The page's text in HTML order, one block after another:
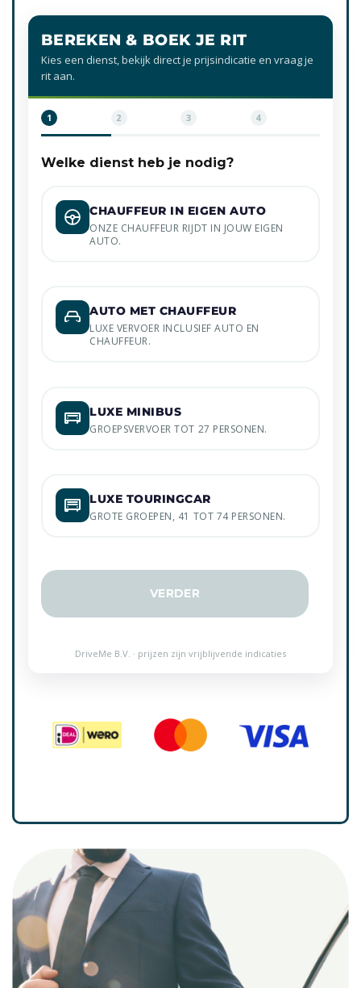
BEREKEN & BOEK JE RIT
Kies een dienst, bekijk direct je prijsindicatie en vraag je
rit aan.
1 2 3 4
Welke dienst heb je nodig?
CHAUFFEUR IN EIGEN AUTO
ONZE CHAUFFEUR RIJDT IN JOUW EIGEN
AUTO.
AUTO MET CHAUFFEUR
LUXE VERVOER INCLUSIEF AUTO EN
CHAUFFEUR.
LUXE MINIBUS
GROEPSVERVOER TOT 27 PERSONEN.
LUXE TOURINGCAR
GROTE GROEPEN, 41 TOT 74 PERSONEN.
VERDER
DriveMe B.V. · prijzen zijn vrijblijvende indicaties